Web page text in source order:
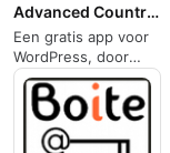
Advanced Country Blocker
Een gratis app voor
WordPress, door
brstefanovic.